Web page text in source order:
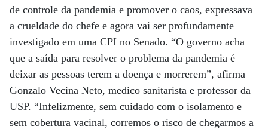
de controle da pandemia e promover o caos, expressava
a crueldade do chefe e agora vai ser profundamente
investigado em uma CPI no Senado. “O governo acha
que a saída para resolver o problema da pandemia é
deixar as pessoas terem a doença e morrerem”, afirma
Gonzalo Vecina Neto, medico sanitarista e professor da
USP. “Infelizmente, sem cuidado com o isolamento e
sem cobertura vacinal, corremos o risco de chegarmos a